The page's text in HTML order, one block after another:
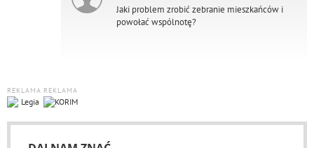
Jaki problem zrobić zebranie mieszkańców i
powołać wspólnotę?
REKLAMA REKLAMA